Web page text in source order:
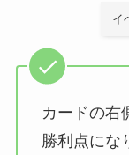
イ
カードの右
勝利点にな